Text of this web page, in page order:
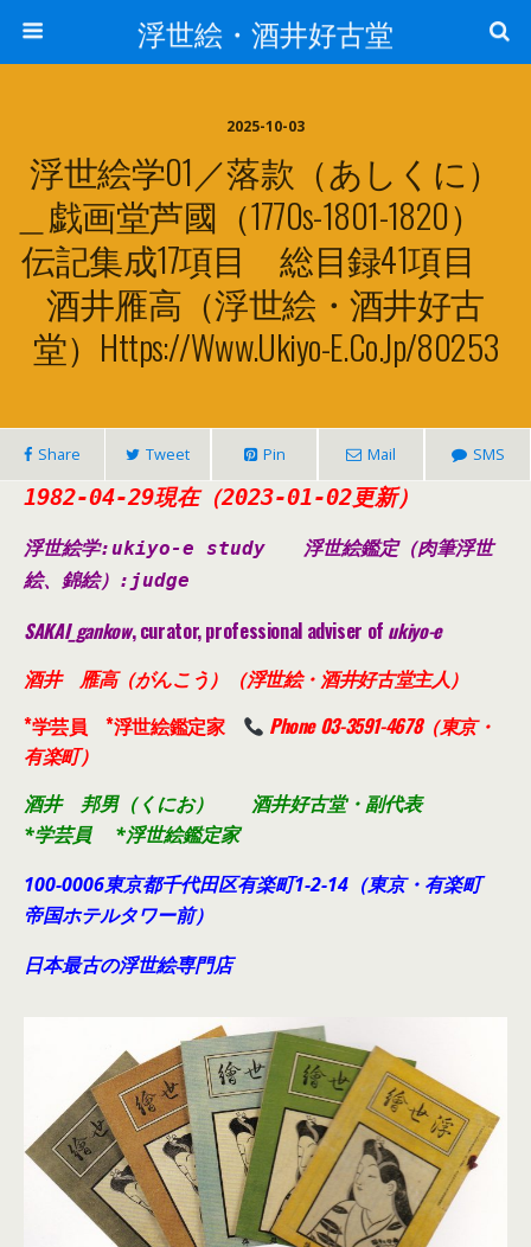
浮世絵・酒井好古堂
2025-10-03
浮世絵学01／落款（あしくに）
＿戯画堂芦國（1770s-1801-1820）
伝記集成17項目 総目録41項目
酒井雁高（浮世絵・酒井好古
堂）https://www.ukiyo-E.co.jp/80253
Share Tweet Pin Mail SMS
1982-04-29現在（2023-01-02更新）
浮世絵学:ukiyo-e study 浮世絵鑑定（肉筆浮世
絵、錦絵） :judge
SAKAI_gankow, curator, professional adviser of ukiyo-e
酒井 雁高（がんこう）（浮世絵・酒井好古堂主人）
*学芸員 *浮世絵鑑定家
Phone 03-3591-4678（東京・
有楽町）
酒井 邦男（くにお） 酒井好古堂・副代表
*学芸員 *浮世絵鑑定家
100-0006東京都千代田区有楽町1-2-14（東京・有楽町
帝国ホテルタワー前）
日本最古の浮世絵専門店